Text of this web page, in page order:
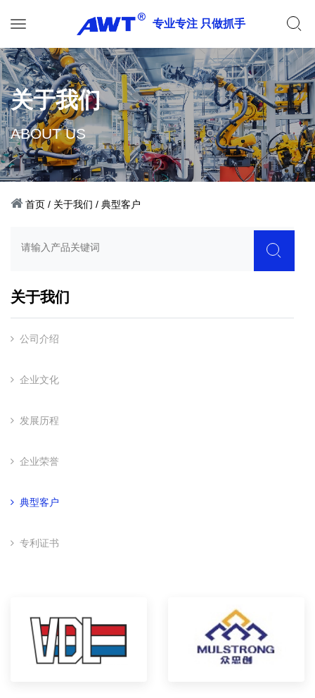
专业专注 只做抓手
关于我们
ABOUT US
首页 / 关于我们 / 典型客户
关于我们
公司介绍
企业文化
发展历程
企业荣誉
典型客户
专利证书